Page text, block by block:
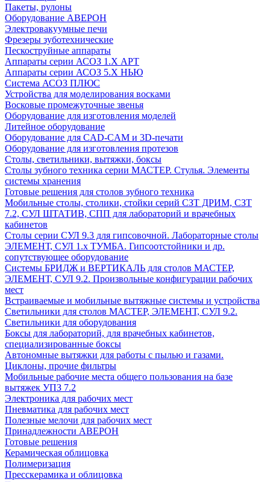
Пакеты, рулоны
Оборудование АВЕРОН
Электровакуумные печи
Фрезеры зуботехнические
Пескоструйные аппараты
Аппараты серии АСОЗ 1.Х АРТ
Аппараты серии АСОЗ 5.Х НЬЮ
Система АСОЗ ПЛЮС
Устройства для моделирования восками
Восковые промежуточные звенья
Оборудование для изготовления моделей
Литейное оборудование
Оборудование для CAD-CAM и 3D-печати
Оборудование для изготовления протезов
Cтолы, светильники, вытяжки, боксы
Столы зубного техника серии МАСТЕР. Стулья. Элементы
системы хранения
Готовые решения для столов зубного техника
Мобильные столы, столики, стойки серий СЗТ ДРИМ, СЗТ
7.2, СУЛ ШТАТИВ, СПП для лабораторий и врачебных
кабинетов
Столы серии СУЛ 9.3 для гипсовочной. Лабораторные столы
ЭЛЕМЕНТ, СУЛ 1.х ТУМБА. Гипсоотстойники и др.
сопутствующее оборудование
Системы БРИДЖ и ВЕРТИКАЛЬ для столов МАСТЕР,
ЭЛЕМЕНТ, СУЛ 9.2. Произвольные конфигурации рабочих
мест
Встраиваемые и мобильные вытяжные системы и устройства
Светильники для столов МАСТЕР, ЭЛЕМЕНТ, СУЛ 9.2.
Светильники для оборудования
Боксы для лабораторий, для врачебных кабинетов,
специализированные боксы
Автономные вытяжки для работы с пылью и газами.
Циклоны, прочие фильтры
Мобильные рабочие места общего пользования на базе
вытяжек УПЗ 7.2
Электроника для рабочих мест
Пневматика для рабочих мест
Полезные мелочи для рабочих мест
Принадлежности АВЕРОН
Готовые решения
Керамическая облицовка
Полимеризация
Пресскерамика и облицовка